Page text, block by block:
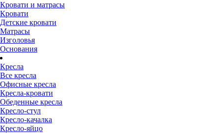
Кровати и матрасы
Кровати
Детские кровати
Матрасы
Изголовья
Основания
Кресла
Все кресла
Офисные кресла
Кресла-кровати
Обеденные кресла
Кресло-стул
Кресло-качалка
Кресло-яйцо